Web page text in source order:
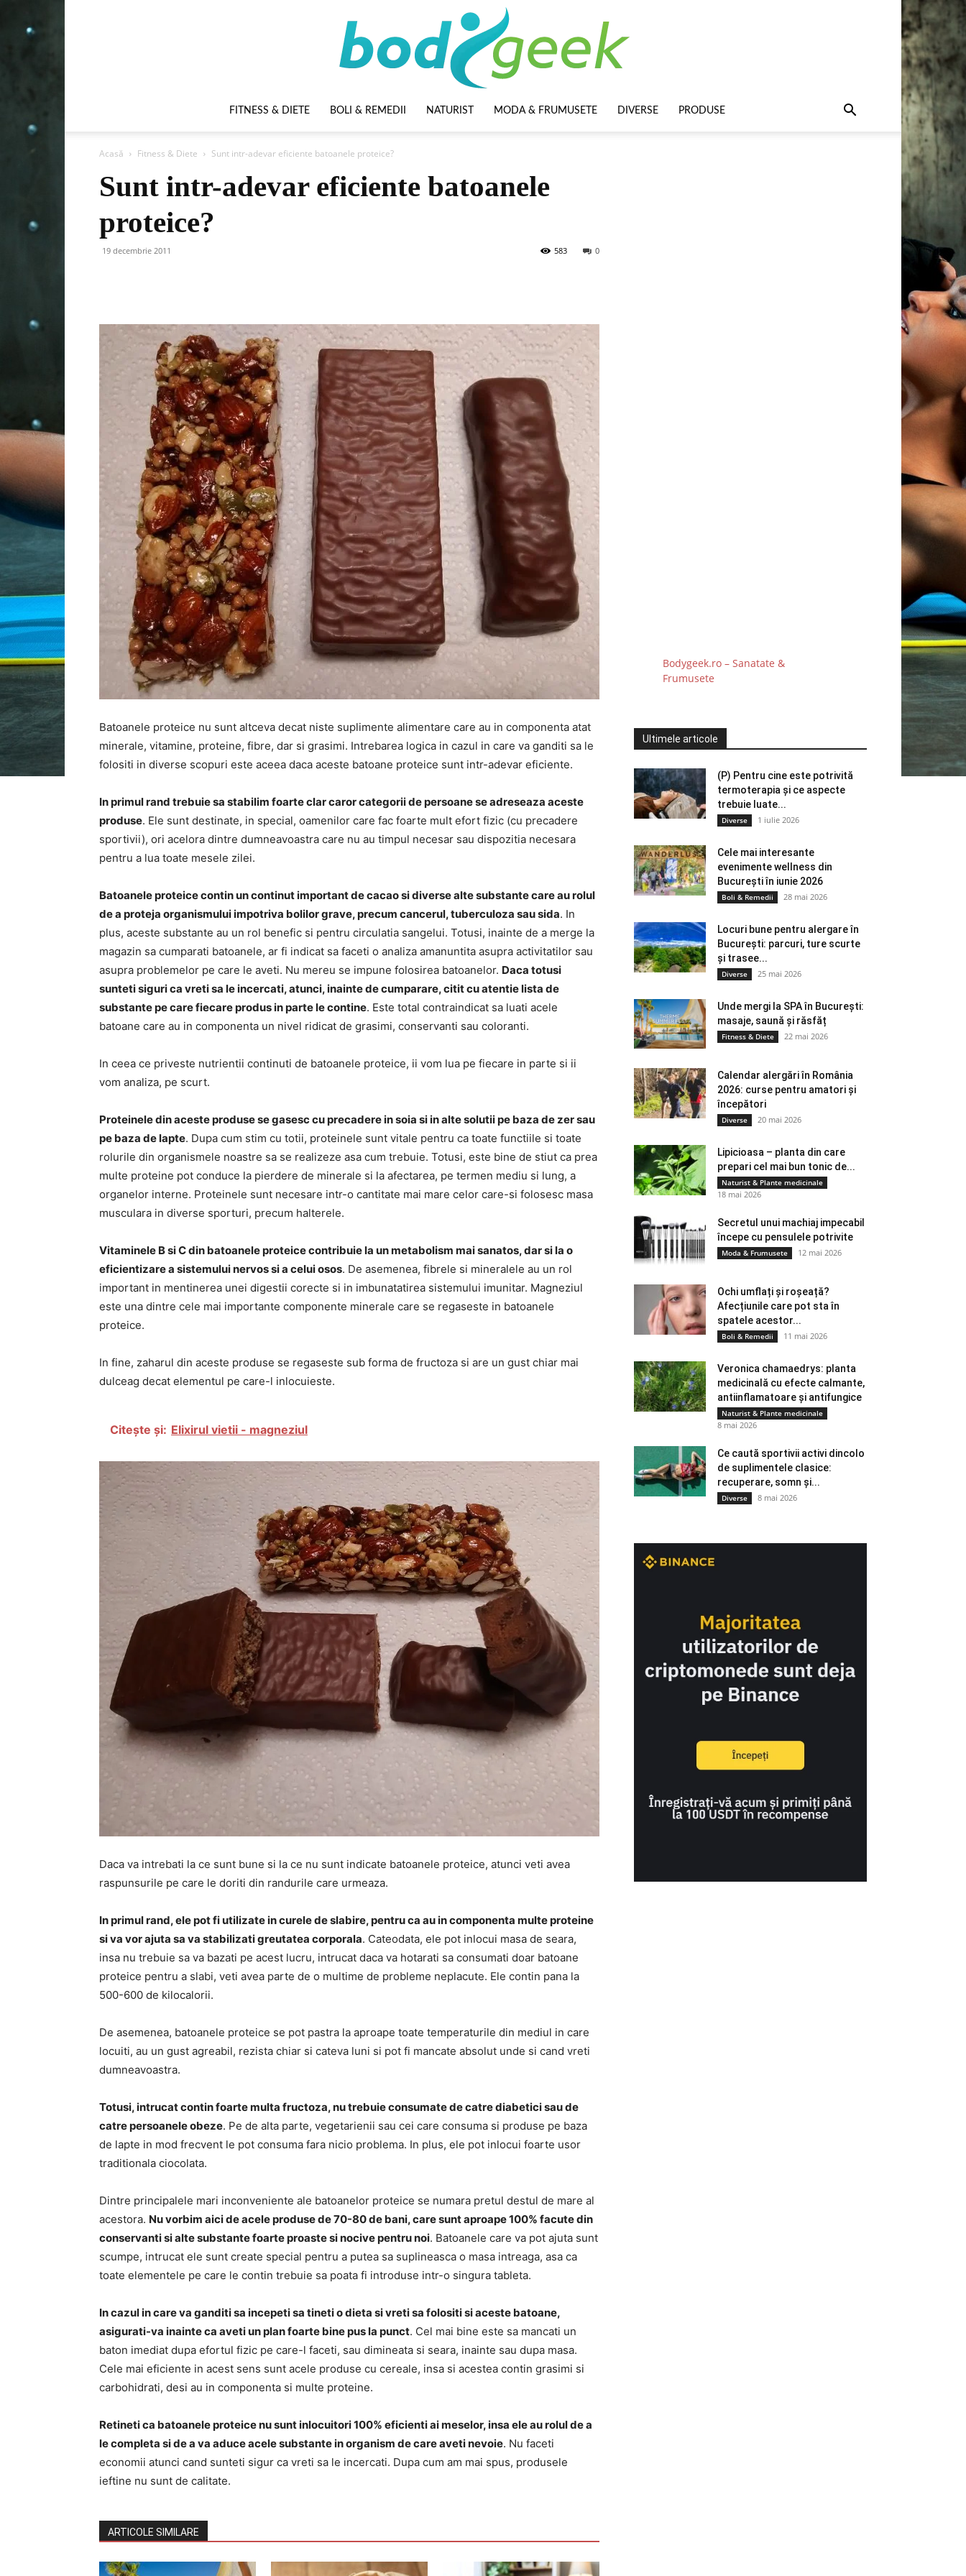
FITNESS & DIETE BOLI & REMEDII NATURIST MODA & FRUMUSETE DIVERSE PRODUSE
Acasă Fitness & Diete Sunt intr-adevar eficiente batoanele proteice?
Sunt intr-adevar eficiente batoanele
proteice?
19 decembrie 2011 0
583
Batoanele proteice nu sunt altceva decat niste suplimente alimentare care au in componenta atat
minerale, vitamine, proteine, fibre, dar si grasimi. Intrebarea logica in cazul in care va ganditi sa le
folositi in diverse scopuri este aceea daca aceste batoane proteice sunt intr-adevar eficiente.
In primul rand trebuie sa stabilim foarte clar caror categorii de persoane se adreseaza aceste
produse. Ele sunt destinate, in special, oamenilor care fac foarte mult efort fizic (cu precadere
sportivii), ori acelora dintre dumneavoastra care nu au timpul necesar sau dispozitia necesara
pentru a lua toate mesele zilei.
Batoanele proteice contin un continut important de cacao si diverse alte substante care au rolul
de a proteja organismului impotriva bolilor grave, precum cancerul, tuberculoza sau sida. In
plus, aceste substante au un rol benefic si pentru circulatia sangelui. Totusi, inainte de a merge la
magazin sa cumparati batoanele, ar fi indicat sa faceti o analiza amanuntita asupra activitatilor sau
asupra problemelor pe care le aveti. Nu mereu se impune folosirea batoanelor. Daca totusi
sunteti siguri ca vreti sa le incercati, atunci, inainte de cumparare, citit cu atentie lista de
substante pe care fiecare produs in parte le contine. Este total contraindicat sa luati acele
batoane care au in componenta un nivel ridicat de grasimi, conservanti sau coloranti.
In ceea ce priveste nutrientii continuti de batoanele proteice, ii vom lua pe fiecare in parte si ii
vom analiza, pe scurt.
Proteinele din aceste produse se gasesc cu precadere in soia si in alte solutii pe baza de zer sau
pe baza de lapte. Dupa cum stim cu totii, proteinele sunt vitale pentru ca toate functiile si toate
rolurile din organismele noastre sa se realizeze asa cum trebuie. Totusi, este bine de stiut ca prea
multe proteine pot conduce la pierdere de minerale si la afectarea, pe termen mediu si lung, a
organelor interne. Proteinele sunt necesare intr-o cantitate mai mare celor care-si folosesc masa
musculara in diverse sporturi, precum halterele.
Vitaminele B si C din batoanele proteice contribuie la un metabolism mai sanatos, dar si la o
eficientizare a sistemului nervos si a celui osos. De asemenea, fibrele si mineralele au un rol
important in mentinerea unei digestii corecte si in imbunatatirea sistemului imunitar. Magneziul
este una dintre cele mai importante componente minerale care se regaseste in batoanele
proteice.
In fine, zaharul din aceste produse se regaseste sub forma de fructoza si are un gust chiar mai
dulceag decat elementul pe care-l inlocuieste.
Citește și: Elixirul vietii - magneziul
Daca va intrebati la ce sunt bune si la ce nu sunt indicate batoanele proteice, atunci veti avea
raspunsurile pe care le doriti din randurile care urmeaza.
In primul rand, ele pot fi utilizate in curele de slabire, pentru ca au in componenta multe proteine
si va vor ajuta sa va stabilizati greutatea corporala. Cateodata, ele pot inlocui masa de seara,
insa nu trebuie sa va bazati pe acest lucru, intrucat daca va hotarati sa consumati doar batoane
proteice pentru a slabi, veti avea parte de o multime de probleme neplacute. Ele contin pana la
500-600 de kilocalorii.
De asemenea, batoanele proteice se pot pastra la aproape toate temperaturile din mediul in care
locuiti, au un gust agreabil, rezista chiar si cateva luni si pot fi mancate absolut unde si cand vreti
dumneavoastra.
Totusi, intrucat contin foarte multa fructoza, nu trebuie consumate de catre diabetici sau de
catre persoanele obeze. Pe de alta parte, vegetarienii sau cei care consuma si produse pe baza
de lapte in mod frecvent le pot consuma fara nicio problema. In plus, ele pot inlocui foarte usor
traditionala ciocolata.
Dintre principalele mari inconveniente ale batoanelor proteice se numara pretul destul de mare al
acestora. Nu vorbim aici de acele produse de 70-80 de bani, care sunt aproape 100% facute din
conservanti si alte substante foarte proaste si nocive pentru noi. Batoanele care va pot ajuta sunt
scumpe, intrucat ele sunt create special pentru a putea sa suplineasca o masa intreaga, asa ca
toate elementele pe care le contin trebuie sa poata fi introduse intr-o singura tableta.
In cazul in care va ganditi sa incepeti sa tineti o dieta si vreti sa folositi si aceste batoane,
asigurati-va inainte ca aveti un plan foarte bine pus la punct. Cel mai bine este sa mancati un
baton imediat dupa efortul fizic pe care-l faceti, sau dimineata si seara, inainte sau dupa masa.
Cele mai eficiente in acest sens sunt acele produse cu cereale, insa si acestea contin grasimi si
carbohidrati, desi au in componenta si multe proteine.
Retineti ca batoanele proteice nu sunt inlocuitori 100% eficienti ai meselor, insa ele au rolul de a
le completa si de a va aduce acele substante in organism de care aveti nevoie. Nu faceti
economii atunci cand sunteti sigur ca vreti sa le incercati. Dupa cum am mai spus, produsele
ieftine nu sunt de calitate.
ARTICOLE SIMILARE
Bodygeek.ro – Sanatate &
Frumusete
Ultimele articole
(P) Pentru cine este potrivită
termoterapia și ce aspecte
trebuie luate...
Diverse 1 iulie 2026
Cele mai interesante
evenimente wellness din
București în iunie 2026
Boli & Remedii 28 mai 2026
Locuri bune pentru alergare în
București: parcuri, ture scurte
și trasee...
Diverse 25 mai 2026
Unde mergi la SPA în București:
masaje, saună și răsfăț
Fitness & Diete 22 mai 2026
Calendar alergări în România
2026: curse pentru amatori și
începători
Diverse 20 mai 2026
Lipicioasa – planta din care
prepari cel mai bun tonic de...
Naturist & Plante medicinale
18 mai 2026
Secretul unui machiaj impecabil
începe cu pensulele potrivite
Moda & Frumusete 12 mai 2026
Ochi umflați și roșeață?
Afecțiunile care pot sta în
spatele acestor...
Boli & Remedii 11 mai 2026
Veronica chamaedrys: planta
medicinală cu efecte calmante,
antiinflamatoare și antifungice
Naturist & Plante medicinale
8 mai 2026
Ce caută sportivii activi dincolo
de suplimentele clasice:
recuperare, somn și...
Diverse 8 mai 2026